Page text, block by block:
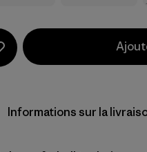
Informations sur la